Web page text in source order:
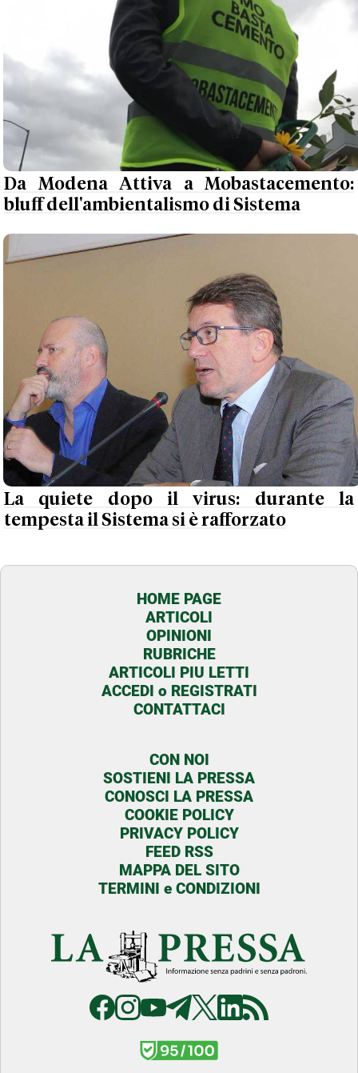
Da Modena Attiva a Mobastacemento:
bluff dell'ambientalismo di Sistema
La quiete dopo il virus: durante la
tempesta il Sistema si è rafforzato
HOME PAGE
ARTICOLI
OPINIONI
RUBRICHE
ARTICOLI PIU LETTI
ACCEDI o REGISTRATI
CONTATTACI
CON NOI
SOSTIENI LA PRESSA
CONOSCI LA PRESSA
COOKIE POLICY
PRIVACY POLICY
FEED RSS
MAPPA DEL SITO
TERMINI e CONDIZIONI